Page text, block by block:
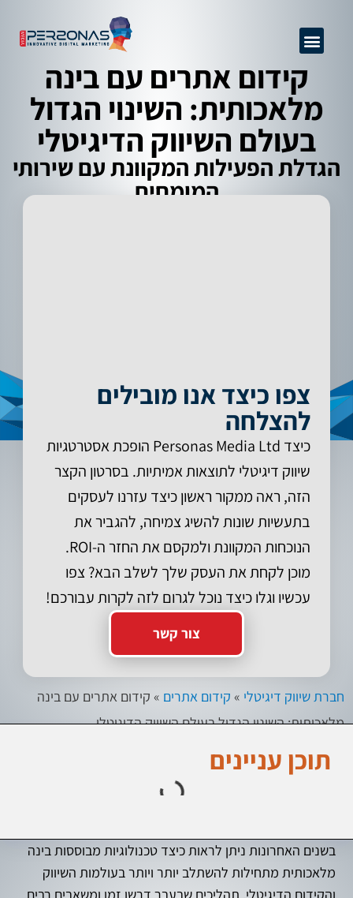
קידום אתרים עם בינה
מלאכותית: השינוי הגדול
בעולם השיווק הדיגיטלי
הגדלת הפעילות המקוונת עם שירותי
המומחים
צפו כיצד אנו מובילים
להצלחה
כיצד Personas Media Ltd הופכת אסטרטגיות
שיווק דיגיטלי לתוצאות אמיתיות. בסרטון הקצר
הזה, ראה ממקור ראשון כיצד עזרנו לעסקים
בתעשיות שונות להשיג צמיחה, להגביר את
הנוכחות המקוונת ולמקסם את החזר ה-ROI.
מוכן לקחת את העסק שלך לשלב הבא? צפו
עכשיו וגלו כיצד נוכל לגרום לזה לקרות עבורכם!
צור קשר
חברת שיווק דיגיטלי » קידום אתרים » קידום אתרים עם בינה
מלאכותית: השינוי הגדול בעולם השיווק הדיגיטלי
תוכן עניינים
בשנים האחרונות ניתן לראות כיצד טכנולוגיות מבוססות בינה
מלאכותית מתחילות להשתלב יותר ויותר בעולמות השיווק